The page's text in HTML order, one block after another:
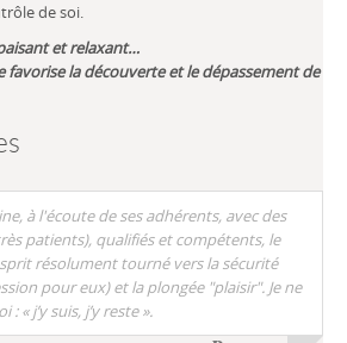
de soi.
et relaxant…
favorise la découverte et le dépassement de
à l'écoute de ses adhérents, avec des
patients), qualifiés et compétents, le
résolument tourné vers la sécurité
pour eux) et la plongée "plaisir". Je ne
« j’y suis, j’y reste ».